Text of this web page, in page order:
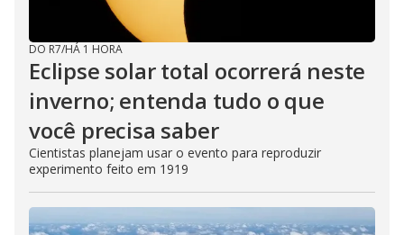
DO R7/HÁ 1 HORA
Eclipse solar total ocorrerá neste
inverno; entenda tudo o que
você precisa saber
Cientistas planejam usar o evento para reproduzir
experimento feito em 1919